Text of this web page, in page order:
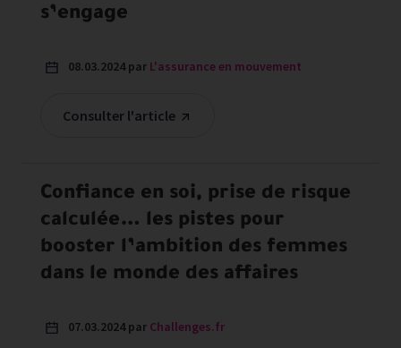
s’engage
Consulter l'article
08.03.2024 par L'assurance en mouvement
Confiance en soi, prise de risque
calculée… les pistes pour
booster l’ambition des femmes
dans le monde des affaires
07.03.2024 par Challenges.fr